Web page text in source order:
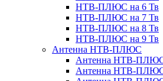
НТВ-ПЛЮС на 6 Тв
НТВ-ПЛЮС на 7 Тв
НТВ-ПЛЮС на 8 Тв
НТВ-ПЛЮС на 9 Тв
Антенна НТВ-ПЛЮС
Антенна НТВ-
Антенна НТВ-